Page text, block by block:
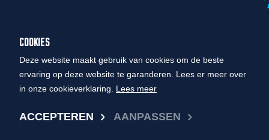
COOKIES
Deze website maakt gebruik van cookies om de beste
ervaring op deze website te garanderen. Lees er meer over
in onze cookieverklaring. Lees meer
ACCEPTEREN AANPASSEN
MAAR POETSEN!
PRIVACY BELEID
DESIGN BY 9|CA